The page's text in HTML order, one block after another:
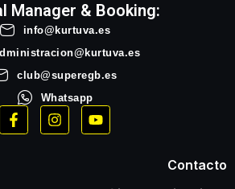
Manager & Booking:
info@kurtuva.es
club@superegb.es
Whatsapp
Contacto